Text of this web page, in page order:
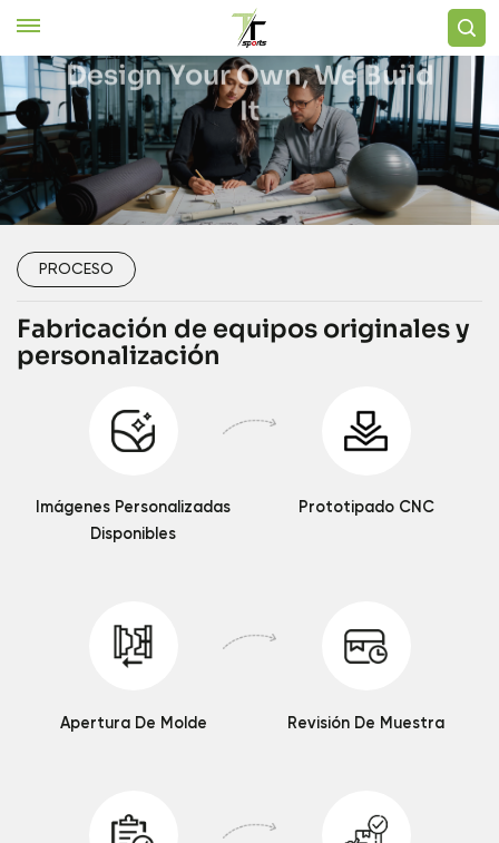
Design Your Own, We Build
It
Ver Productos
Obtenga una
cotización gratis
PROCESO
Fabricación de equipos originales y
personalización
Imágenes Personalizadas
Disponibles
Prototipado CNC
Apertura De Molde Revisión De Muestra